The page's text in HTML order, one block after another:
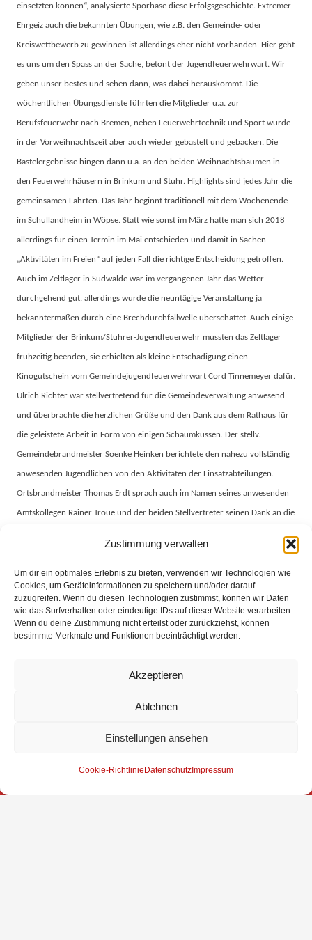
Zustimmung verwalten
Um dir ein optimales Erlebnis zu bieten, verwenden wir Technologien wie
Cookies, um Geräteinformationen zu speichern und/oder darauf
zuzugreifen. Wenn du diesen Technologien zustimmst, können wir Daten
wie das Surfverhalten oder eindeutige IDs auf dieser Website verarbeiten.
Wenn du deine Zustimmung nicht erteilst oder zurückziehst, können
bestimmte Merkmale und Funktionen beeinträchtigt werden.
Akzeptieren
Ablehnen
Einstellungen ansehen
Cookie-Richtlinie Datenschutz Impressum
einsetzten können“, analysierte Spörhase diese Erfolgsgeschichte. Extremer
Ehrgeiz auch die bekannten Übungen, wie z.B. den Gemeinde- oder
Kreiswettbewerb zu gewinnen ist allerdings eher nicht vorhanden. Hier geht
es uns um den Spass an der Sache, betont der Jugendfeuerwehrwart. Wir
geben unser bestes und sehen dann, was dabei herauskommt. Die
wöchentlichen Übungsdienste führten die Mitglieder u.a. zur
Berufsfeuerwehr nach Bremen, neben Feuerwehrtechnik und Sport wurde
in der Vorweihnachtszeit aber auch wieder gebastelt und gebacken. Die
Bastelergebnisse hingen dann u.a. an den beiden Weihnachtsbäumen in
den Feuerwehrhäusern in Brinkum und Stuhr. Highlights sind jedes Jahr die
gemeinsamen Fahrten. Das Jahr beginnt traditionell mit dem Wochenende
im Schullandheim in Wöpse. Statt wie sonst im März hatte man sich 2018
allerdings für einen Termin im Mai entschieden und damit in Sachen
„Aktivitäten im Freien“ auf jeden Fall die richtige Entscheidung getroffen.
Auch im Zeltlager in Sudwalde war im vergangenen Jahr das Wetter
durchgehend gut, allerdings wurde die neuntägige Veranstaltung ja
bekanntermaßen durch eine Brechdurchfallwelle überschattet. Auch einige
Mitglieder der Brinkum/Stuhrer-Jugendfeuerwehr mussten das Zeltlager
frühzeitig beenden, sie erhielten als kleine Entschädigung einen
Kinogutschein vom Gemeindejugendfeuerwehrwart Cord Tinnemeyer dafür.
Ulrich Richter war stellvertretend für die Gemeindeverwaltung anwesend
und überbrachte die herzlichen Grüße und den Dank aus dem Rathaus für
die geleistete Arbeit in Form von einigen Schaumküssen. Der stellv.
Gemeindebrandmeister Soenke Heinken berichtete den nahezu vollständig
anwesenden Jugendlichen von den Aktivitäten der Einsatzabteilungen.
Ortsbrandmeister Thomas Erdt sprach auch im Namen seines anwesenden
Amtskollegen Rainer Troue und der beiden Stellvertreter seinen Dank an die
über die motivierten und aktiven neuen Mitglieder freue, die regelmäßig
aus der Jugendfeuer in die aktive Abteilung wechseln. Apropos „motiviert“:
Die Dienstbeteiligung lag im letzten Jahr über alle Mitglieder gemessen im
Durchschnitt bei 80%. Auch dies ist ein Zeichen wie toll die Jugendabteilung
zusammenarbeitet. Bei den ebenfalls durchgeführten Wahlen wurden Finn
Bildunterschrift: Jugendfeuerwehrwart Dennis Spörhase (hinten rechts)